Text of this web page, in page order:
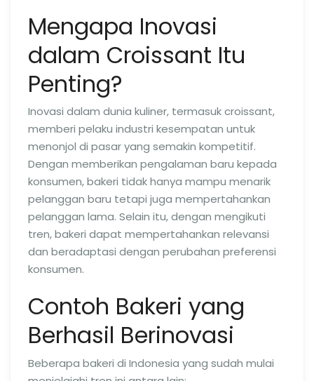
Mengapa Inovasi
dalam Croissant Itu
Penting?
Inovasi dalam dunia kuliner, termasuk croissant,
memberi pelaku industri kesempatan untuk
menonjol di pasar yang semakin kompetitif.
Dengan memberikan pengalaman baru kepada
konsumen, bakeri tidak hanya mampu menarik
pelanggan baru tetapi juga mempertahankan
pelanggan lama. Selain itu, dengan mengikuti
tren, bakeri dapat mempertahankan relevansi
dan beradaptasi dengan perubahan preferensi
konsumen.
Contoh Bakeri yang
Berhasil Berinovasi
Beberapa bakeri di Indonesia yang sudah mulai